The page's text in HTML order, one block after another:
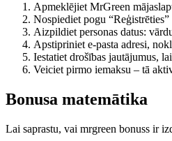
Apmeklējiet MrGreen
Nospiediet pogu
Aizpildiet personas datus:
Apstipriniet e-pasta adresi,
Iestatiet drošības jautājumus,
Veiciet pirmo iemaksu – tā
Bonusa matemātika
Lai saprastu, vai mrgreen bonuss ir